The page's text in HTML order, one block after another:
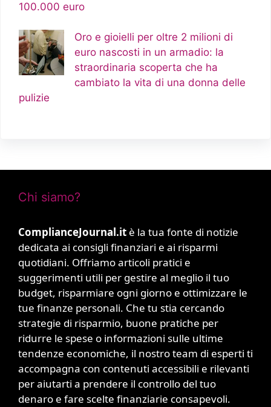
100.000 euro
Oro e gioielli per oltre 2 milioni di
euro nascosti in un armadio: la
straordinaria scoperta che ha
cambiato la vita di una donna delle
pulizie
Chi siamo?
ComplianceJournal.it è la tua fonte di notizie
dedicata ai consigli finanziari e ai risparmi
quotidiani. Offriamo articoli pratici e
suggerimenti utili per gestire al meglio il tuo
budget, risparmiare ogni giorno e ottimizzare le
tue finanze personali. Che tu stia cercando
strategie di risparmio, buone pratiche per
ridurre le spese o informazioni sulle ultime
tendenze economiche, il nostro team di esperti ti
accompagna con contenuti accessibili e rilevanti
per aiutarti a prendere il controllo del tuo
denaro e fare scelte finanziarie consapevoli.